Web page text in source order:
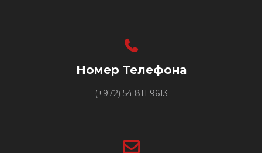
Номер Телефона
(+972) 54 811 9613